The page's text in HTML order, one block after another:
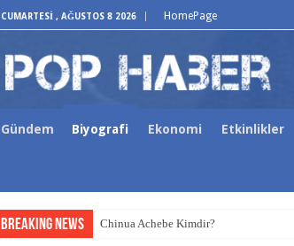
CUMARTESI , AĞUSTOS 8 2026 HomePage
Gündem Biyografi Ekonomi Etkinlikler
Breaking News Chinua Achebe Kimdir?